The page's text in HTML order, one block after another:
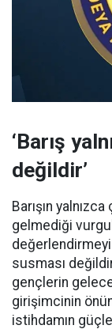
‘Barış
değildir’
Barışın
gelmediği
değerlendirmeyi
susması
gençlerin
girişimcinin
istihdamın